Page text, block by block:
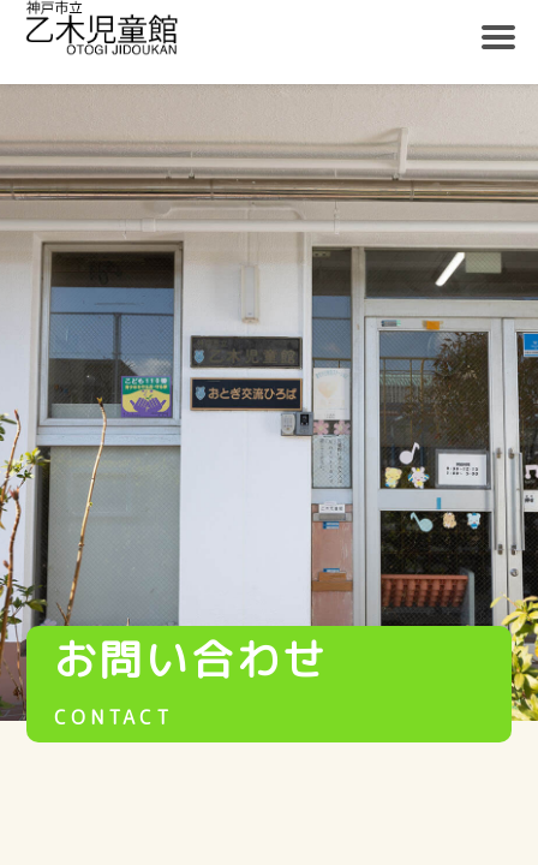
お問い合わせ
CONTACT